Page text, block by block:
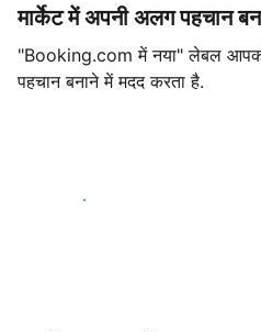
मार्केट में अपनी अलग पहचान
"Booking.com में नया" लेबल
पहचान बनाने में मदद करता है.
आज ही शुरू करें